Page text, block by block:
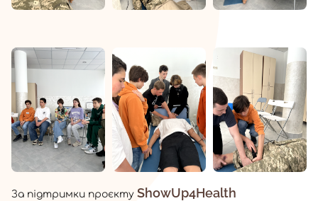
За підтримки проєкту ShowUp4Health